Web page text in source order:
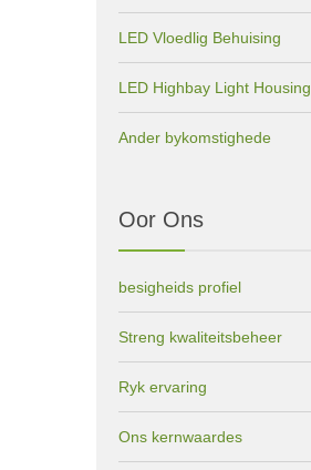
LED Vloedlig Behuising
LED Highbay Light Housing
Ander bykomstighede
Oor Ons
besigheids profiel
Streng kwaliteitsbeheer
Ryk ervaring
Ons kernwaardes